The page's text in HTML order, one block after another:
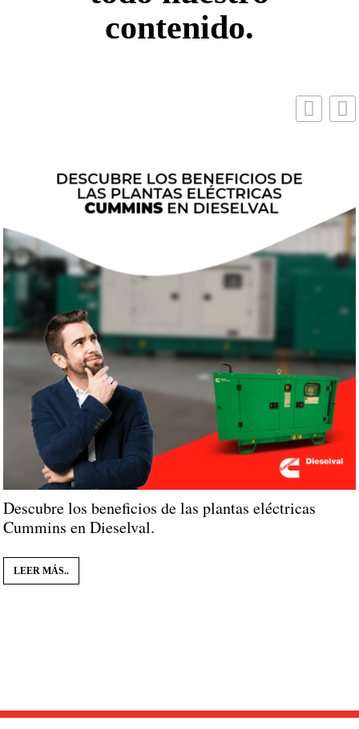
contenido.
Descubre los beneficios de las plantas eléctricas
Cummins en Dieselval.
LEER MÁS..